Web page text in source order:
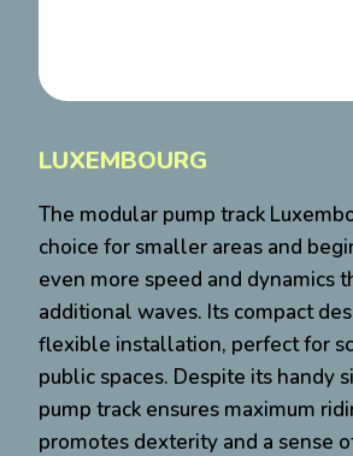
LUXEMBOURG
The modular pump track
choice for smaller areas and
even more speed and dynamics
additional waves. Its compact
flexible installation, perfect for
public spaces. Despite its handy
pump track ensures maximum
promotes dexterity and a sense